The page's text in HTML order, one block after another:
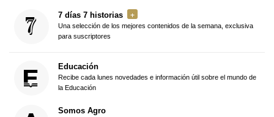
7 días 7 historias
Una selección de los mejores contenidos de la semana, exclusiva
para suscriptores
Educación
Recibe cada lunes novedades e información útil sobre el mundo de
la Educación
Somos Agro